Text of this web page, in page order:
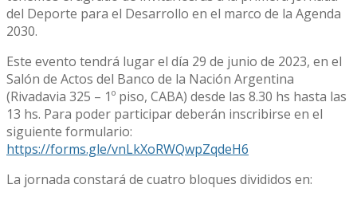
del Deporte para el Desarrollo en el marco de la Agenda
2030.
Este evento tendrá lugar el día 29 de junio de 2023, en el
Salón de Actos del Banco de la Nación Argentina
(Rivadavia 325 – 1º piso, CABA) desde las 8.30 hs hasta las
13 hs. Para poder participar deberán inscribirse en el
siguiente formulario:
https://forms.gle/vnLkXoRWQwpZqdeH6
La jornada constará de cuatro bloques divididos en: